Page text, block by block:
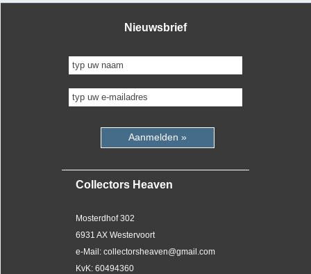
Nieuwsbrief
Aanmelden »
Collectors Heaven
Mosterdhof 302
6931 AX Westervoort
e-Mail: collectorsheaven@gmail.com
KvK: 60494360